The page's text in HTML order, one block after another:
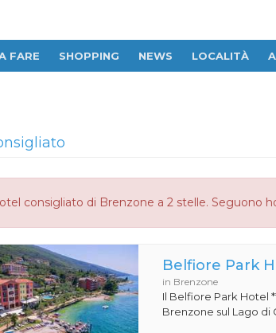
FARE SHOPPING NEWS LOCALITÀ
consigliato di Brenzone a 2 stelle. Seguono
Belfiore Park
in Brenzone
Il Belfiore Park Hotel
Brenzone sul Lago di